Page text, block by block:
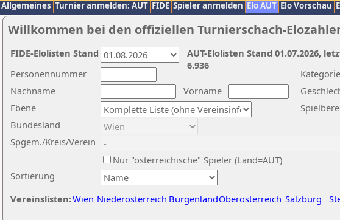
Allgemeines Turnier anmelden: AUT FIDE Spieler anmelden Elo AUT Elo Vorschau
Willkommen bei den offiziellen Turnierschach-
Nachname
Vorname
Ebene
Kategorie
Sortierung
Personennummer
Bundesland
Spgem./Kreis/Verein
Nur "österreichische" Spieler (Land=AUT)
Vereinslisten:Wien Niederösterreich BurgenlandOberösterreich Salzburg
AUT-Elolisten Stand 01.07.2026,
6.936
FIDE-Elolisten Stand